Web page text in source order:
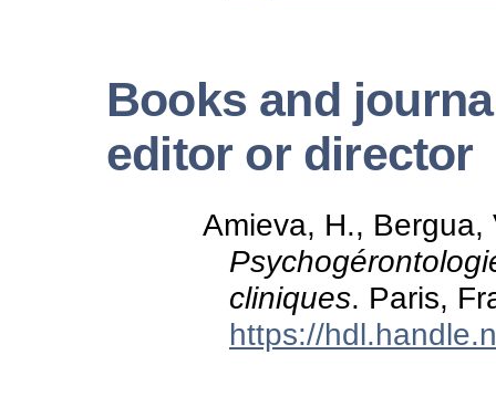
Books and
editor or director
Amieva, H., Bergua,
cliniques. Paris,
https://